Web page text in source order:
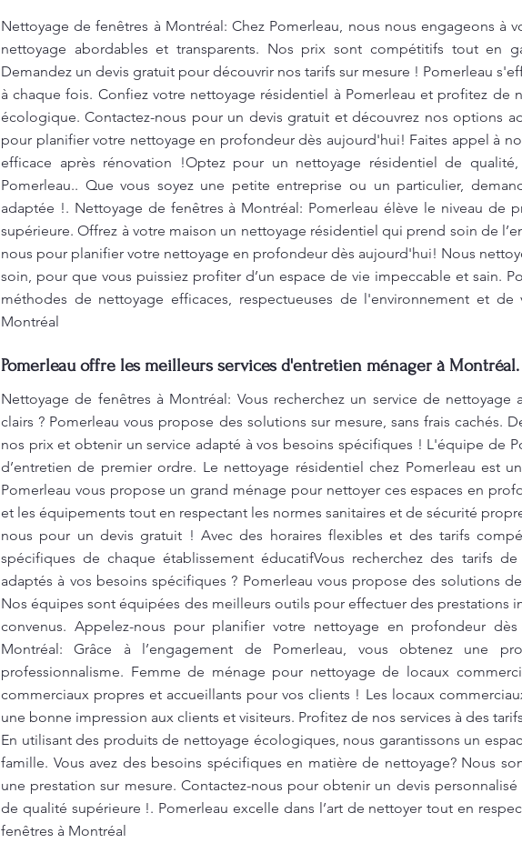
Nettoyage de fenêtres à Montréal: Chez Pomerleau, nous nous engageons à
nettoyage abordables et transparents. Nos prix sont compétitifs tout en
Demandez un devis gratuit pour découvrir nos tarifs sur mesure ! Pomerleau
à chaque fois. Confiez votre nettoyage résidentiel à Pomerleau et profitez de
écologique. Contactez-nous pour un devis gratuit et découvrez nos options
pour planifier votre nettoyage en profondeur dès aujourd'hui! Faites appel à
efficace après rénovation !Optez pour un nettoyage résidentiel de qualité,
Pomerleau.. Que vous soyez une petite entreprise ou un particulier,
adaptée !. Nettoyage de fenêtres à Montréal: Pomerleau élève le niveau de
supérieure. Offrez à votre maison un nettoyage résidentiel qui prend soin de
nous pour planifier votre nettoyage en profondeur dès aujourd'hui! Nous
soin, pour que vous puissiez profiter d’un espace de vie impeccable et sain.
méthodes de nettoyage efficaces, respectueuses de l'environnement et
Montréal
Pomerleau offre les meilleurs services d'entretien ménager à Montréal.
Nettoyage de fenêtres à Montréal: Vous recherchez un service de
clairs ? Pomerleau vous propose des solutions sur mesure, sans frais cachés.
nos prix et obtenir un service adapté à vos besoins spécifiques ! L'équipe de
d’entretien de premier ordre. Le nettoyage résidentiel chez Pomerleau est
Pomerleau vous propose un grand ménage pour nettoyer ces espaces en
et les équipements tout en respectant les normes sanitaires et de sécurité
nous pour un devis gratuit ! Avec des horaires flexibles et des tarifs
spécifiques de chaque établissement éducatifVous recherchez des tarifs
adaptés à vos besoins spécifiques ? Pomerleau vous propose des solutions
Nos équipes sont équipées des meilleurs outils pour effectuer des prestations
convenus. Appelez-nous pour planifier votre nettoyage en profondeur
Montréal: Grâce à l’engagement de Pomerleau, vous obtenez une
professionnalisme. Femme de ménage pour nettoyage de locaux
commerciaux propres et accueillants pour vos clients ! Les locaux
une bonne impression aux clients et visiteurs. Profitez de nos services à des
En utilisant des produits de nettoyage écologiques, nous garantissons un
famille. Vous avez des besoins spécifiques en matière de nettoyage? Nous
une prestation sur mesure. Contactez-nous pour obtenir un devis
de qualité supérieure !. Pomerleau excelle dans l’art de nettoyer tout en
fenêtres à Montréal